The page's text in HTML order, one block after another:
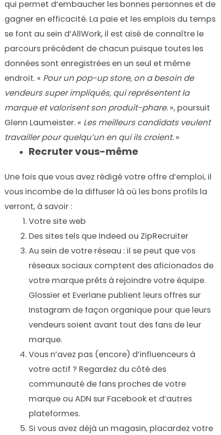
qui permet d’embaucher les bonnes personnes et de
gagner en efficacité. La paie et les emplois du temps
se font au sein d’AllWork, il est aisé de connaître le
parcours précédent de chacun puisque toutes les
données sont enregistrées en un seul et même
endroit. « Pour un pop-up store, on a besoin de
vendeurs super impliqués, qui représentent la
marque et valorisent son produit-phare. », poursuit
Glenn Laumeister. « Les meilleurs candidats veulent
travailler pour quelqu’un en qui ils croient.»
Recruter vous-même
Une fois que vous avez rédigé votre offre d’emploi, il
vous incombe de la diffuser là où les bons profils la
verront, à savoir :
Votre site web
Des sites tels que Indeed ou ZipRecruiter
Au sein de votre réseau : il se peut que vos
réseaux sociaux comptent des aficionados de
votre marque prêts à rejoindre votre équipe.
Glossier et Everlane publient leurs offres sur
Instagram de façon organique pour que leurs
vendeurs soient avant tout des fans de leur
marque.
Vous n’avez pas (encore) d’influenceurs à
votre actif ? Regardez du côté des
communauté de fans proches de votre
marque ou ADN sur Facebook et d’autres
plateformes.
Si vous avez déjà un magasin, placardez votre